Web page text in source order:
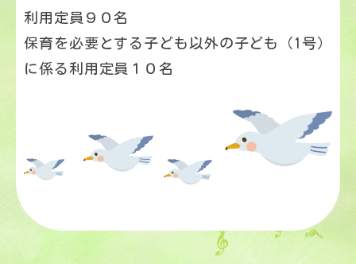
利用定員９０名
保育を必要とする子ども以外の子ども（1号）
に係る利用定員１０名